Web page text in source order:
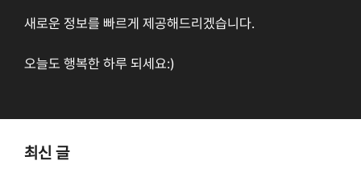
새로운 정보를 빠르게 제공해드리겠습니다.
오늘도 행복한 하루 되세요:)
최신 글